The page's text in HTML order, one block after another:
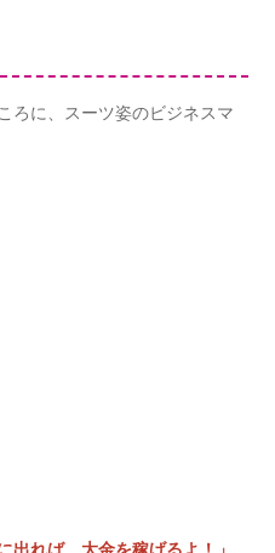
ろに、スーツ姿のビジネスマ
出れば、大金を稼げるよ！」